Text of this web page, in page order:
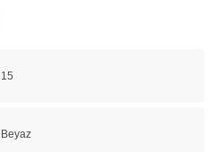
15
Beyaz